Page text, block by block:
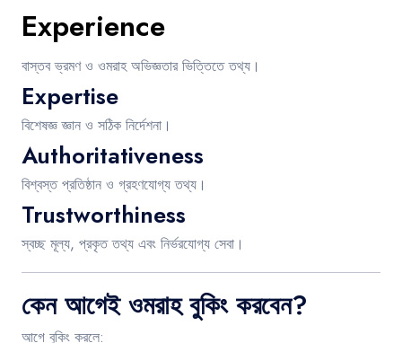
Experience
বাস্তব ভ্রমণ ও ওমরাহ অভিজ্ঞতার ভিত্তিতে তথ্য।
Expertise
বিশেষজ্ঞ জ্ঞান ও সঠিক নির্দেশনা।
Authoritativeness
বিশ্বস্ত প্রতিষ্ঠান ও গ্রহণযোগ্য তথ্য।
Trustworthiness
স্বচ্ছ মূল্য, প্রকৃত তথ্য এবং নির্ভরযোগ্য সেবা।
কেন আগেই ওমরাহ বুকিং করবেন?
আগে বুকিং করলে: